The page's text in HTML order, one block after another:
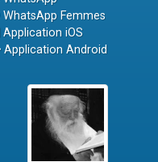
WhatsApp Femmes
Application iOS
Application Android